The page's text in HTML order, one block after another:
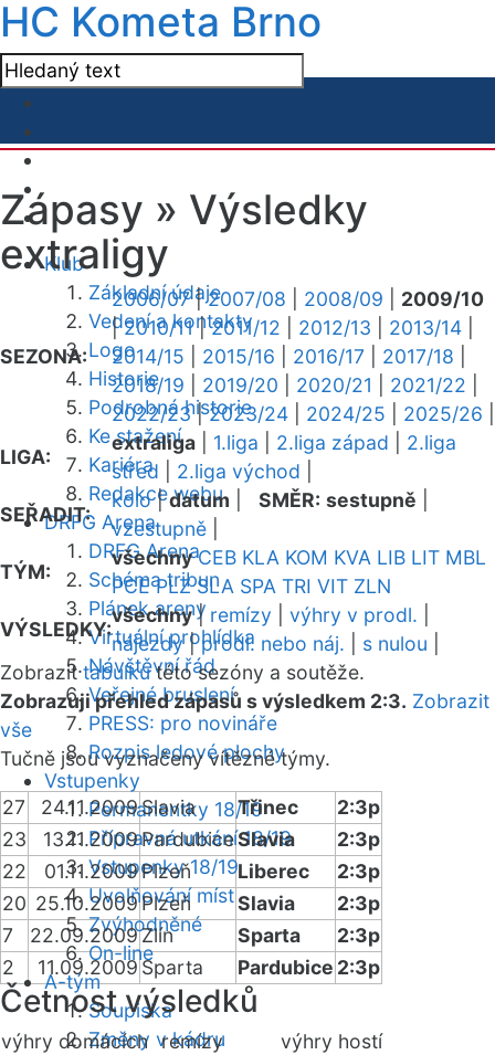
HC Kometa Brno
Klub
Základní údaje
Vedení a kontakty
Logo
Historie
Podrobná historie
Ke stažení
Kariéra
Redakce webu
DRFG Arena
DRFG Arena
Schéma tribun
Plánek areny
Virtuální prohlídka
Návštěvní řád
Veřejné bruslení
PRESS: pro novináře
Rozpis ledové plochy
Vstupenky
Permanentky 18/19
Přípravná utkání 18/19
Vstupenky 18/19
Uvolňování míst
Zvýhodněné
On-line
A-tým
Soupiska
Změny v kádru
Zápasy » Výsledky
extraligy
SEZONA:
2006/07|2007/08 2008/09
2009/10
|2010/11|2011/12 2012/13 2013/14
2014/15
2015/16 2016/17 2017/18
2018/19
2019/20 2020/21 2021/22
2022/23|2023/24 2024/25 2025/26
LIGA:
extraliga 1.liga 2.liga západ
2.liga
střed
2.liga východ
SEŘADIT:
kolo|datum SMĚR: sestupně
vzestupně
TÝM:
všechny CEB KLA KOM KVA LIB LIT MBL
PCE PLZ SLA SPA TRI VIT ZLN
VÝSLEDKY:
všechny| remízy výhry v prodl.
nájezdy|prodl. nebo náj. s nulou
Zobrazittabulkutéto sezóny a soutěže.
Zobrazuji přehled zápasů s výsledkem 2:3. Zobrazit
vše
Tučně jsou vyznačeny vítězné týmy.
27 24.11.2009Slavia Třinec
2:3p
23
13.11.2009PardubiceSlavia
2:3p
22
01.11.2009Plzeň Liberec
2:3p
20 25.10.2009 Plzeň Slavia
2:3p
7
22.09.2009Zlín Sparta
2:3p
2
11.09.2009 Sparta Pardubice 2:3p
Četnost výsledků
výhry domácíchremízy výhry hostí